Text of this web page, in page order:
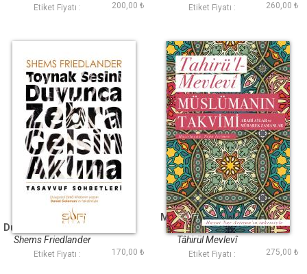
Etiket Fiyatı : 200,00 ₺ Etiket Fiyatı : 260,00 ₺
Toynak Sesini
Duyunca Zebra Gelsin
Aklına
Shems Friedlander
Etiket Fiyatı : 170,00 ₺
Müslümanın Takvimi
Tâhirül Mevlevî
Etiket Fiyatı : 275,00 ₺